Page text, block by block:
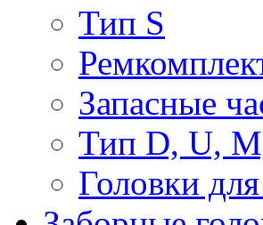
Тип S
Запасные
Тип D, U,
Головки